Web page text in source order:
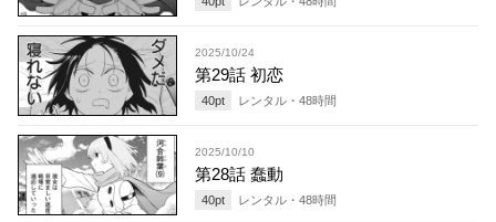
2025/10/24
第29話 初恋
40pt レンタル・ 48時間
2025/10/10
第28話 蠢動
40pt レンタル・ 48時間